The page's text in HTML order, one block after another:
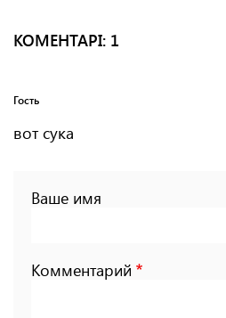
КОМЕНТАРI: 1
Гость
вот сука
Ваше имя
Комментарий